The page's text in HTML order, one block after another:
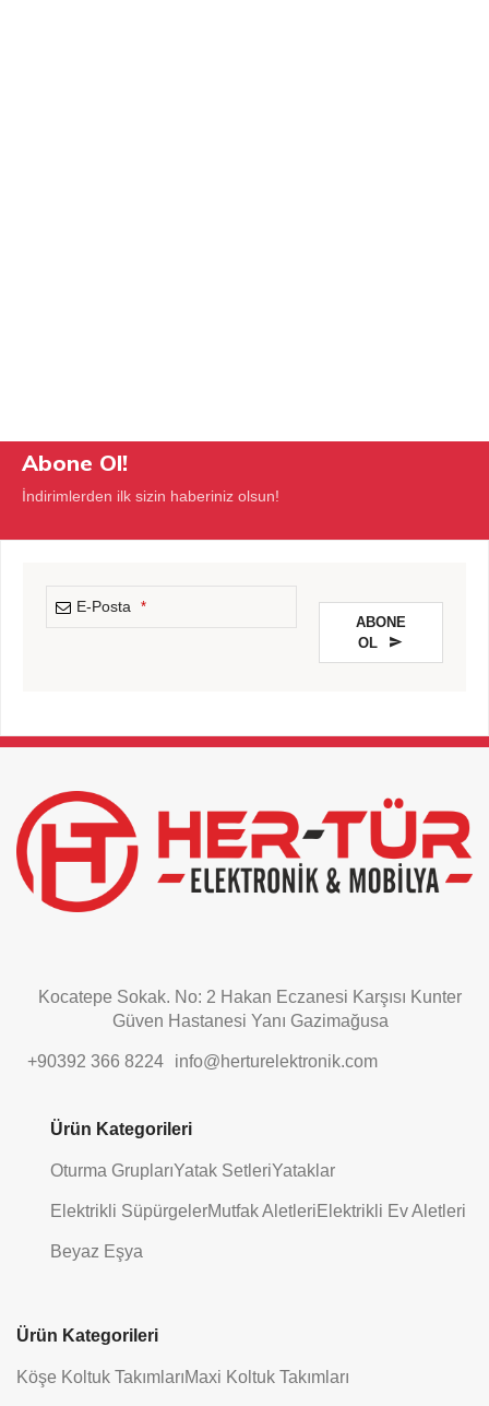
Abone Ol!
İndirimlerden ilk sizin haberiniz olsun!
E-Posta *
ABONE
OL
field
left
blank
Kocatepe Sokak. No: 2 Hakan Eczanesi Karşısı Kunter
Güven Hastanesi Yanı Gazimağusa
+90392 366 8224 info@herturelektronik.com
Ürün Kategorileri
Oturma GruplarıYatak SetleriYataklar
Elektrikli SüpürgelerMutfak AletleriElektrikli Ev Aletleri
Beyaz Eşya
Ürün Kategorileri
Köşe Koltuk TakımlarıMaxi Koltuk Takımları